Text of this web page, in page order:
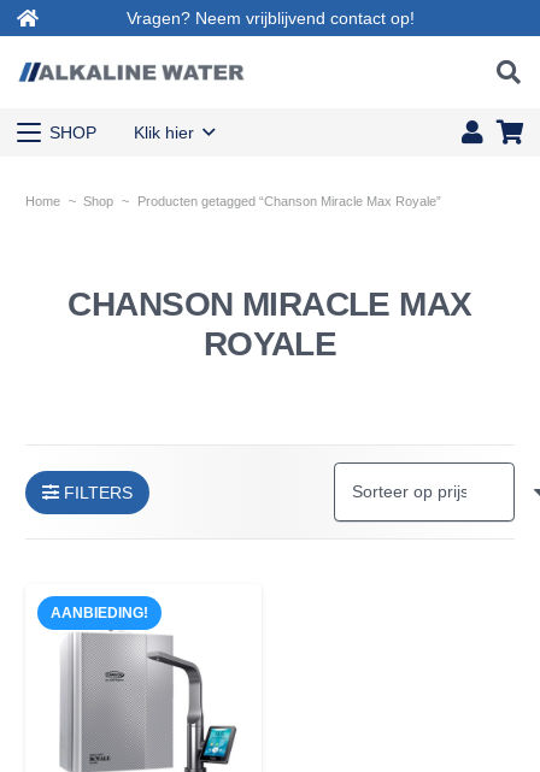
Vragen? Neem vrijblijvend contact op!
SHOP Klik hier
Home ~ Shop ~ Producten getagged “Chanson Miracle Max Royale”
CHANSON MIRACLE MAX
ROYALE
FILTERS
AANBIEDING!